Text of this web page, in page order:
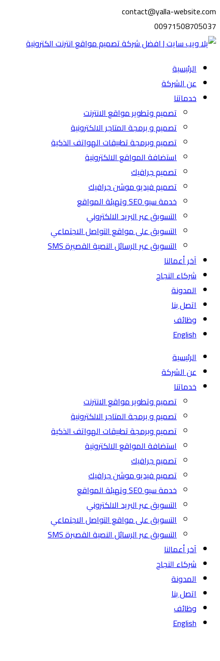
contact@yalla-website.com
00971508705037
الرئيسية
عن الشركة
خدماتنا
تصميم وتطوير مواقع الانترنت
تصميم و برمجة المتاجر الالكترونية
تصميم وبرمجة تطبيقات الهواتف الذكية
استضافة المواقع الالكترونية
تصميم جرافيك
تصميم فيديو موشن جرافيك
خدمة سيو SEO وتهيئة المواقع
التسويق عبر البريد الالكتروني
التسويق على مواقع التواصل الاجتماعي
التسويق عبر الرسائل النصية القصيرة SMS
آخر أعمالنا
شركاء النجاح
المدونة
اتصل بنا
وظائف
English
الرئيسية
عن الشركة
خدماتنا
تصميم وتطوير مواقع الانترنت
تصميم و برمجة المتاجر الالكترونية
تصميم وبرمجة تطبيقات الهواتف الذكية
استضافة المواقع الالكترونية
تصميم جرافيك
تصميم فيديو موشن جرافيك
خدمة سيو SEO وتهيئة المواقع
التسويق عبر البريد الالكتروني
التسويق على مواقع التواصل الاجتماعي
التسويق عبر الرسائل النصية القصيرة SMS
آخر أعمالنا
شركاء النجاح
المدونة
اتصل بنا
وظائف
English